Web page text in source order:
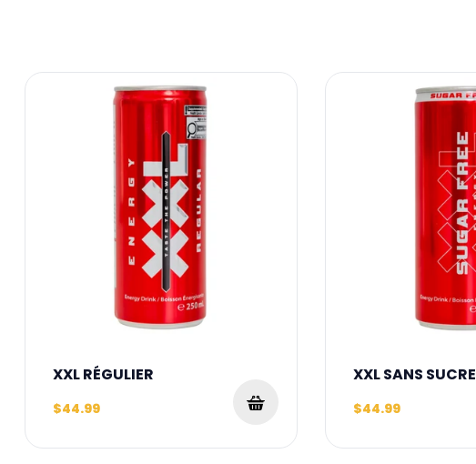
XXL RÉGULIER
$44.99
XXL SANS SUCRE
$44.99